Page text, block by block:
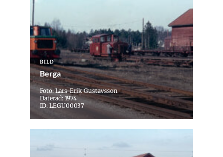
BILD
Berga
Foto: Lars-Erik Gustavsson
Daterad: 1974
ID: LEGU00037